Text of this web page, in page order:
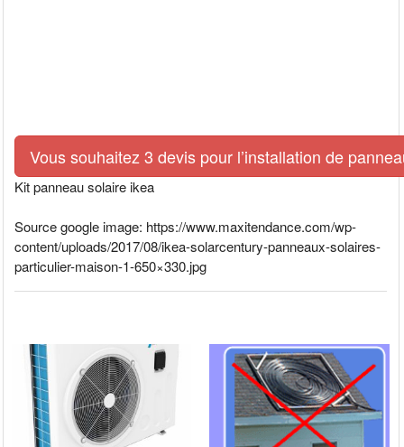
Vous souhaitez 3 devis pour l’installation de
Kit panneau solaire ikea
Source google image: https://www.maxitendance.com/wp-
content/uploads/2017/08/ikea-solarcentury-panneaux-solaires-
particulier-maison-1-650×330.jpg